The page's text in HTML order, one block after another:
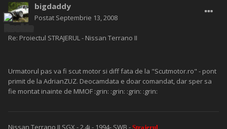
bigdaddy
Postat Septembrie 13, 2008
Re: Proiectul STRAJERUL - Nissan Terrano II
Urmatorul pas va fi scut motor si diff fata de la "Scutmotor.ro" - pont
primit de la AdrianZUZ. Deocamdata e doar comandat, dar sper sa
fie montat inainte de MMOF :grin: :grin: :grin: :grin:
Nissan Terrano II SGX - 2.4i - 1994- SWB - Strajerul